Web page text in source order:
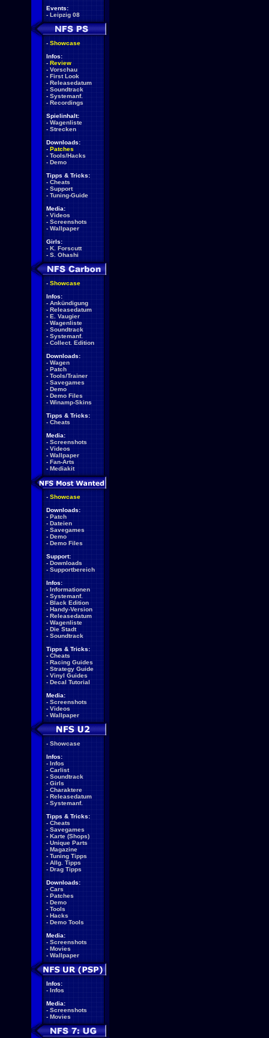
Events:
- Leipzig 08
- Showcase
Infos:
- Review
- Vorschau
- First Look
- Releasedatum
- Soundtrack
- Systemanf.
- Recordings
Spielinhalt:
- Wagenliste
- Strecken
Downloads:
- Patches
- Tools/Hacks
- Demo
Tipps & Tricks:
- Cheats
- Support
- Tuning-Guide
Media:
- Videos
- Screenshots
- Wallpaper
Girls:
- K. Forscutt
- S. Ohashi
- Showcase
Infos:
- Ankündigung
- Releasedatum
- E. Vaugier
- Wagenliste
- Soundtrack
- Systemanf.
- Collect. Edition
Downloads:
- Wagen
- Patch
- Tools/Trainer
- Savegames
- Demo
- Demo Files
- Winamp-Skins
Tipps & Tricks:
- Cheats
Media:
- Screenshots
- Videos
- Wallpaper
- Fan-Arts
- Mediakit
- Showcase
Downloads:
- Patch
- Dateien
- Savegames
- Demo
- Demo Files
Support:
- Downloads
- Supportbereich
Infos:
- Informationen
- Systemanf.
- Black Edition
- Handy-Version
- Releasedatum
- Wagenliste
- Die Stadt
- Soundtrack
Tipps & Tricks:
- Cheats
- Racing Guides
- Strategy Guide
- Vinyl Guides
- Decal Tutorial
Media:
- Screenshots
- Videos
- Wallpaper
- Showcase
Infos:
- Infos
- Carlist
- Soundtrack
- Girls
- Charaktere
- Releasedatum
- Systemanf.
Tipps & Tricks:
- Cheats
- Savegames
- Karte (Shops)
- Unique Parts
- Magazine
- Tuning Tipps
- Allg. Tipps
- Drag Tipps
Downloads:
- Cars
- Patches
- Demo
- Tools
- Hacks
- Demo Tools
Media:
- Screenshots
- Movies
- Wallpaper
Infos:
- Infos
Media:
- Screenshots
- Movies